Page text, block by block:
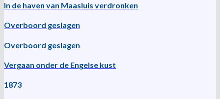
In de haven van Maasluis verdronken
Overboord geslagen
Overboord geslagen
Vergaan onder de Engelse kust
1873